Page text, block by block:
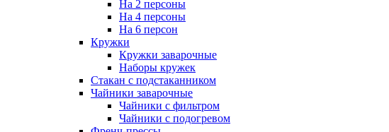
На 2 персоны
На 4 персоны
На 6 персон
Кружки
Кружки заварочные
Наборы кружек
Стакан с подстаканником
Чайники заварочные
Чайники с фильтром
Чайники с подогревом